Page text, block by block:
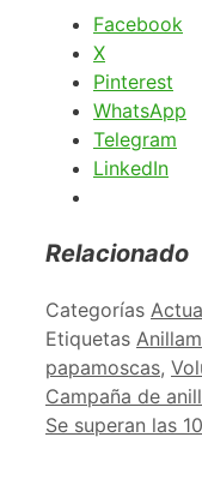
Facebook
X
Pinterest
WhatsApp
Telegram
LinkedIn
Relacionado
Categorías
Etiquetas
papamoscas,
Campaña de
Se superan las